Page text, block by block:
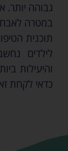
גבוהה יותר.
במטרה
לילדים
והיעילות
כדאי לקחת